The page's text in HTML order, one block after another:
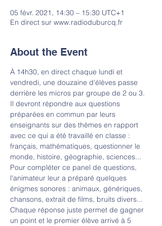
05 févr. 2021, 14:30 – 15:30 UTC+1
En direct sur www.radioduburcq.fr
About the Event
À 14h30, en direct chaque lundi et
vendredi, une douzaine d'élèves passe
derrière les micros par groupe de 2 ou 3.
Il devront répondre aux questions
préparées en commun par leurs
enseignants sur des thèmes en rapport
avec ce qui a été travaillé en classe :
français, mathématiques, questionner le
monde, histoire, géographie, sciences...
Pour compléter ce panel de questions,
l'animateur leur a préparé quelques
énigmes sonores : animaux, génériques,
chansons, extrait de films, bruits divers...
Chaque réponse juste permet de gagner
un point et le premier élève arrivé à 5